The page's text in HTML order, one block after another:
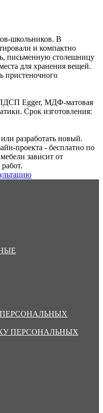
школьников. В
и компактно
письменную столешницу
для хранения вещей.
пристеночного
ЛДСП Egger, МДФ-матовая
Срок изготовления:
разработать новый.
проекта - бесплатно по
зависит от
ПЕРСОНАЛЬНЫХ